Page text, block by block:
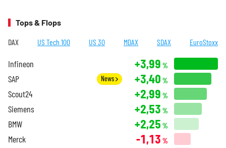
Tops & Flops
DAX US Tech 100 US 30 MDAX SDAX EuroStoxx
Infineon +3,99 %
SAP News +3,40 %
Scout24 +2,99 %
Siemens +2,53 %
BMW +2,25 %
Merck -1,13 %